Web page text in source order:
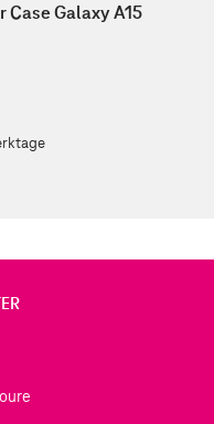
Case Galaxy A15